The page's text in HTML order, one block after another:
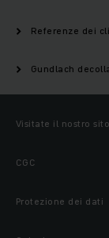
Referenze dei
Gundlach
Visitate il nostro
CGC
Protezione dei dati